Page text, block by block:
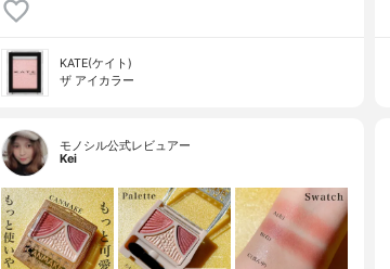
KATE(ケイト)
ザ アイカラー
モノシル公式レビュアー
Kei